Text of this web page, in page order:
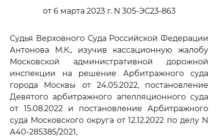
от 6 марта 2023 г. N 305-ЭС23-863
Судья Верховного Суда Российской Федерации
Антонова М.К., изучив кассационную жалобу
Московской административной дорожной
инспекции на решение Арбитражного суда
города Москвы от 24.05.2022, постановление
Девятого арбитражного апелляционного суда
от 15.08.2022 и постановление Арбитражного
суда Московского округа от 12.12.2022 по делу N
А40-285385/2021,